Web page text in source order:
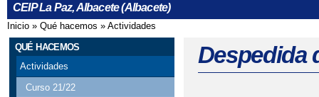
CEIP La Paz, Albacete (Albacete)
Se encuentra usted aquí
Inicio » Qué hacemos » Actividades
QUÉ HACEMOS
Actividades
Curso 21/22
Despedida